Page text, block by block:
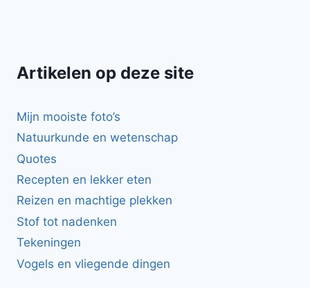
Artikelen op deze site
Mijn mooiste foto’s
Natuurkunde en wetenschap
Quotes
Recepten en lekker eten
Reizen en machtige plekken
Stof tot nadenken
Tekeningen
Vogels en vliegende dingen